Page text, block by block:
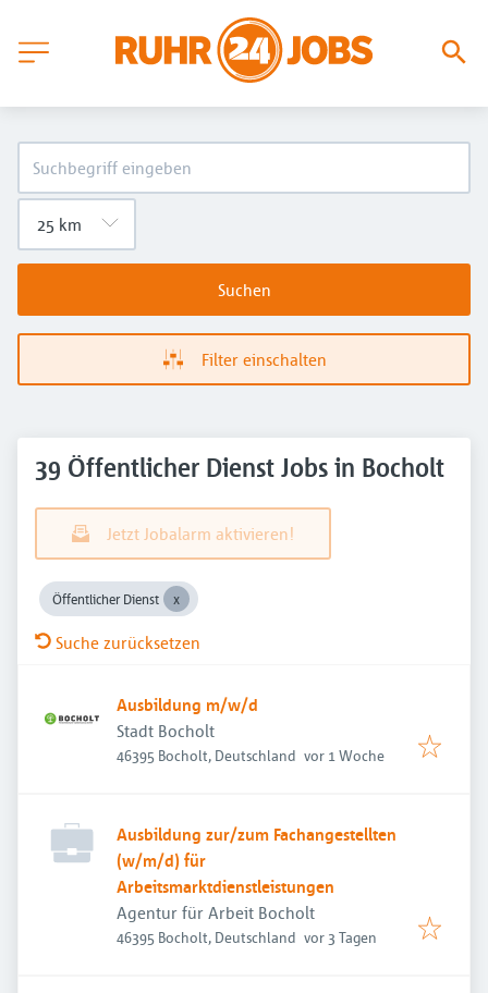
Suchen
Filter einschalten
39 Öffentlicher Dienst Jobs in Bocholt
Jetzt Jobalarm aktivieren!
Öffentlicher Dienst
Suche zurücksetzen
Ausbildung m/w/d
Stadt Bocholt
46395 Bocholt, Deutschland Veröffentlicht
vor 1 Woche
Ausbildung zur/zum Fachangestellten
(w/m/d) für
Arbeitsmarktdienstleistungen
Agentur für Arbeit Bocholt
46395 Bocholt, Deutschland Veröffentlicht
vor 3 Tagen